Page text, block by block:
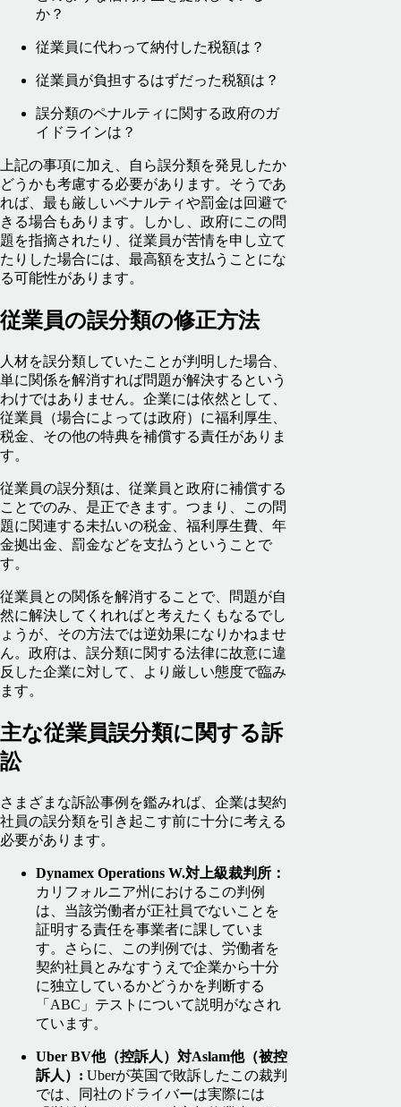
か？
従業員に代わって納付した税額は？
従業員が負担するはずだった税額は？
誤分類のペナルティに関する政府のガ
イドラインは？
上記の事項に加え、自ら誤分類を発見したか
どうかも考慮する必要があります。そうであ
れば、最も厳しいペナルティや罰金は回避で
きる場合もあります。しかし、政府にこの問
題を指摘されたり、従業員が苦情を申し立て
たりした場合には、最高額を支払うことにな
る可能性があります。
従業員の誤分類の修正方法
人材を誤分類していたことが判明した場合、
単に関係を解消すれば問題が解決するという
わけではありません。企業には依然として、
従業員（場合によっては政府）に福利厚生、
税金、その他の特典を補償する責任がありま
す。
従業員の誤分類は、従業員と政府に補償する
ことでのみ、是正できます。つまり、この問
題に関連する未払いの税金、福利厚生費、年
金拠出金、罰金などを支払うということで
す。
従業員との関係を解消することで、問題が自
然に解決してくれればと考えたくもなるでし
ょうが、その方法では逆効果になりかねませ
ん。政府は、誤分類に関する法律に故意に違
反した企業に対して、より厳しい態度で臨み
ます。
主な従業員誤分類に関する訴
訟
さまざまな訴訟事例を鑑みれば、企業は契約
社員の誤分類を引き起こす前に十分に考える
必要があります。
Dynamex Operations W.対上級裁判所：
カリフォルニア州におけるこの判例
は、当該労働者が正社員でないことを
証明する責任を事業者に課していま
す。さらに、この判例では、労働者を
契約社員とみなすうえで企業から十分
に独立しているかどうかを判断する
「ABC」テストについて説明がなされ
ています。
Uber BV他（控訴人）対Aslam他（被控
訴人）: Uberが英国で敗訴したこの裁判
では、同社のドライバーは実際には